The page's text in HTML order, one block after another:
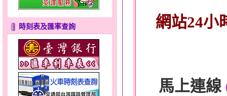
時刻表及匯率查詢 網站24小
馬上連線